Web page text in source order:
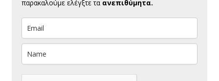
παρακαλούμε ελέγξτε τα ανεπιθύμητα.